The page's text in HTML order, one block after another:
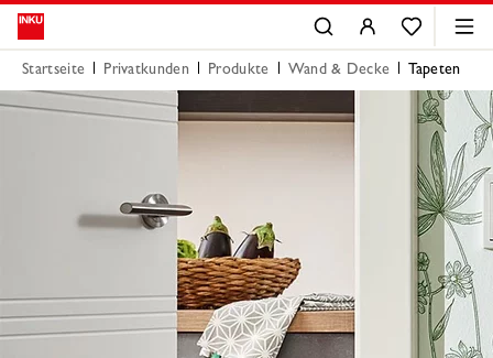
Startseite Privatkunden Produkte Wand & Decke Tapeten